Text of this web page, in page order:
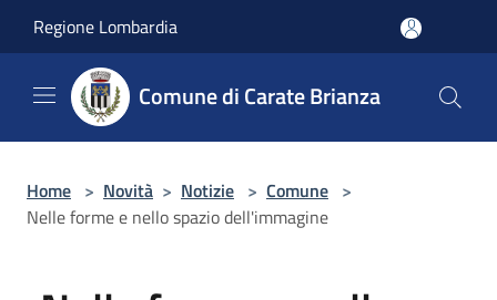
Regione Lombardia
Comune di Carate Brianza
Home > Novità > Notizie > Comune >
Nelle forme e nello spazio dell'immagine